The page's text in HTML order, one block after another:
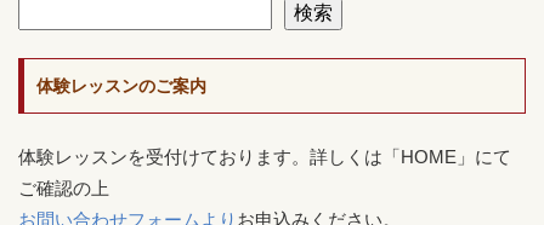
検索
体験レッスンのご案内
体験レッスンを受付けております。詳しくは「HOME」にて
ご確認の上
お問い合わせフォームより お申込みください。